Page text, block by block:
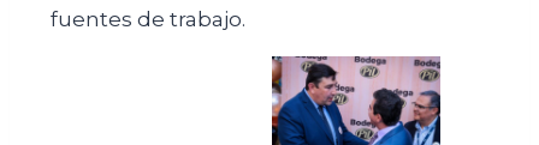
fuentes de trabajo.